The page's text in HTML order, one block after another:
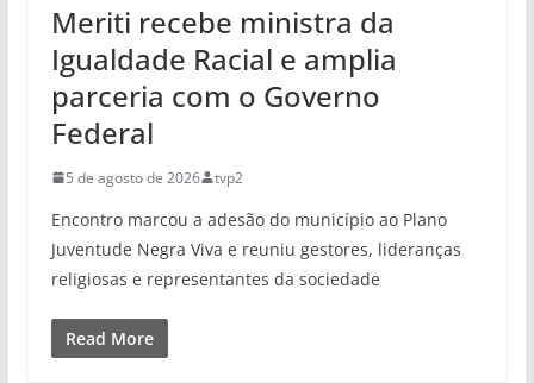
Meriti recebe ministra da
Igualdade Racial e amplia
parceria com o Governo
Federal
5 de agosto de 2026 tvp2
Encontro marcou a adesão do município ao Plano
Juventude Negra Viva e reuniu gestores, lideranças
religiosas e representantes da sociedade
Read More